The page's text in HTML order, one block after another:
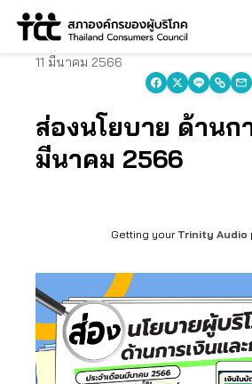
Skip
content
11 มีนาคม 2566
ส่องนโยบาย ด้านก
มีนาคม 2566
Getting your Trinity Audio